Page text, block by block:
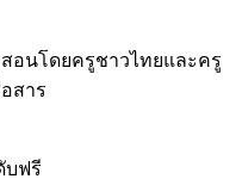
อนโดยครูชาวไทยและครู
สาร
บฟรี